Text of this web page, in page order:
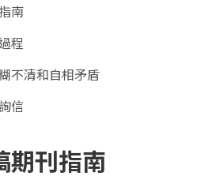
南
程
不清和自相矛盾
信
期刊指南